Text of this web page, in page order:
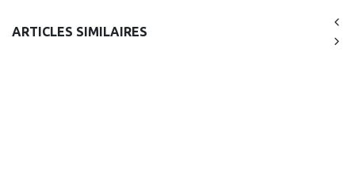
ARTICLES SIMILAIRES